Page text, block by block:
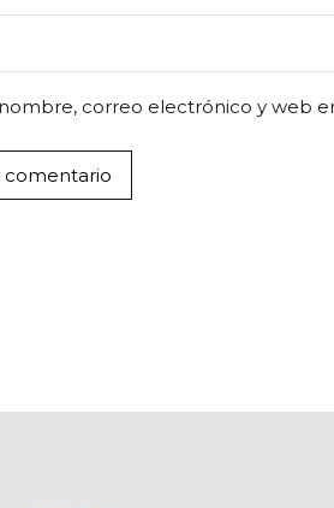
correo electrónico y web
comentario